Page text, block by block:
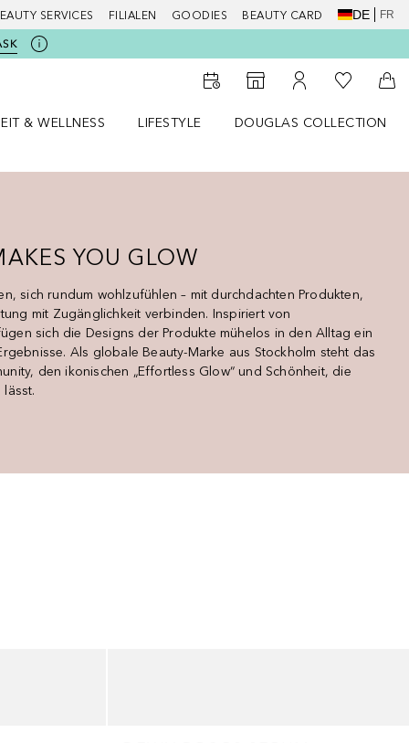
SERVICES FILIALEN GOODIES BEAUTY CARD DE FR
Zum Storefinder
Zu Meinem
Zu Meiner
& WELLNESS
LIFESTYLE
DOUGLAS COLLECTION
YOU GLOW
sich rundum wohlzufühlen – mit durchdachten Produkten,
mit Zugänglichkeit verbinden. Inspiriert von
sich die Designs der Produkte mühelos in den Alltag ein
Als globale Beauty-Marke aus Stockholm steht das
den ikonischen „Effortless Glow“ und Schönheit, die